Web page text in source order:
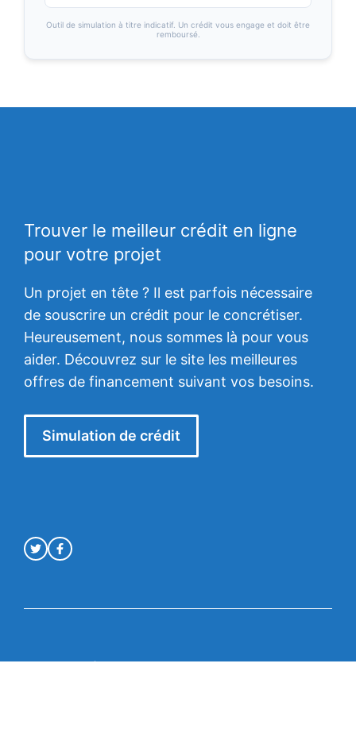
Outil de simulation à titre indicatif. Un crédit vous engage et doit être
remboursé.
Trouver le meilleur crédit en ligne
pour votre projet
Un projet en tête ? Il est parfois nécessaire
de souscrire un crédit pour le concrétiser.
Heureusement, nous sommes là pour vous
aider. Découvrez sur le site les meilleures
offres de financement suivant vos besoins.
Simulation de crédit